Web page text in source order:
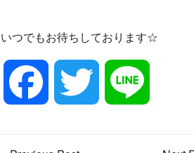
いつでもお待ちしております☆